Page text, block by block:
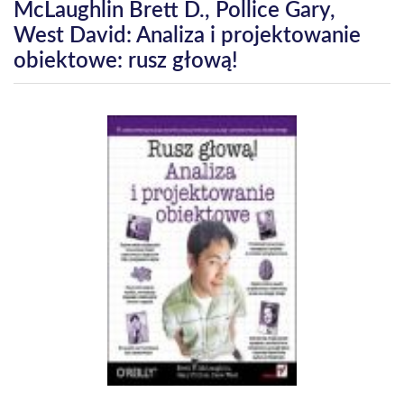
McLaughlin Brett D., Pollice Gary,
West David: Analiza i projektowanie
obiektowe: rusz głową!